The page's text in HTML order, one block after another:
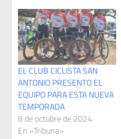
EL CLUB CICLISTA SAN
ANTONIO PRESENTO EL
EQUIPO PARA ESTA NUEVA
TEMPORADA
8 de octubre de 2024
En «Tribuna»